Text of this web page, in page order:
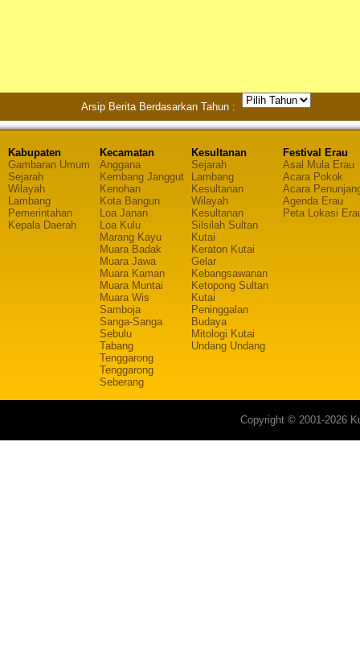
Arsip Berita Berdasarkan Tahun :
Kabupaten
Gambaran Umum
Sejarah
Wilayah
Lambang
Pemerintahan
Kepala Daerah
Kecamatan
Anggana
Kembang Janggut
Kenohan
Kota Bangun
Loa Janan
Loa Kulu
Marang Kayu
Muara Badak
Muara Jawa
Muara Kaman
Muara Muntai
Muara Wis
Samboja
Sanga-Sanga
Sebulu
Tabang
Tenggarong
Tenggarong
Seberang
Kesultanan
Sejarah
Lambang
Kesultanan
Wilayah
Kesultanan
Silsilah Sultan
Kutai
Keraton Kutai
Gelar
Kebangsawanan
Ketopong Sultan
Kutai
Peninggalan
Budaya
Mitologi Kutai
Undang Undang
Festival Erau
Asal Mula Erau
Acara Pokok
Acara
Agenda Erau
Peta Lokasi
Copyright © 2001-2026